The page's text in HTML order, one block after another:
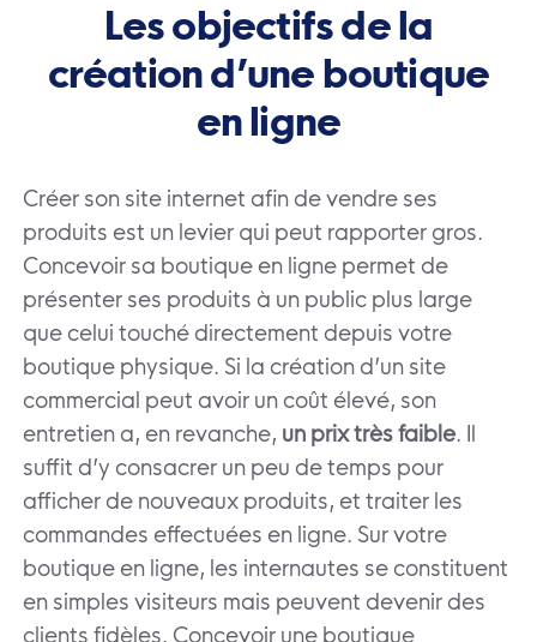
Les objectifs de la
création d’une boutique
en ligne
Créer son site internet afin de vendre ses
produits est un levier qui peut rapporter gros.
Concevoir sa boutique en ligne permet de
présenter ses produits à un public plus large
que celui touché directement depuis votre
boutique physique. Si la création d’un site
commercial peut avoir un coût élevé, son
entretien a, en revanche, un prix très faible. Il
suffit d’y consacrer un peu de temps pour
afficher de nouveaux produits, et traiter les
commandes effectuées en ligne. Sur votre
boutique en ligne, les internautes se constituent
en simples visiteurs mais peuvent devenir des
clients fidèles. Concevoir une boutique